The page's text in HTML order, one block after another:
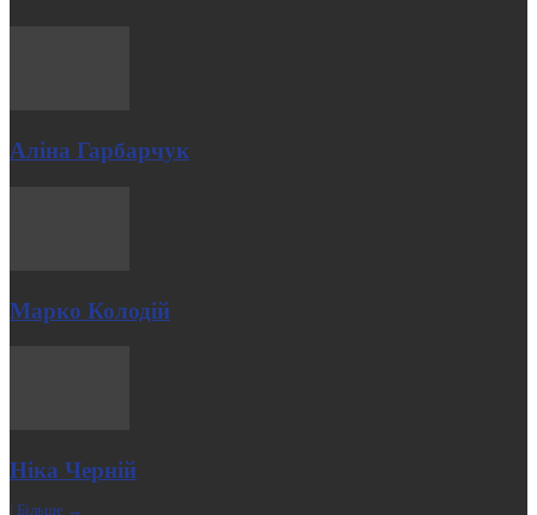
Аліна Гарбарчук
Марко Колодій
Ніка Черній
| Більше →